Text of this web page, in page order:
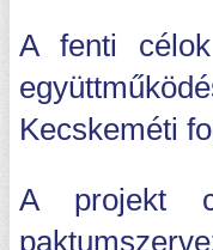
A fenti
Kecskeméti
A projekt